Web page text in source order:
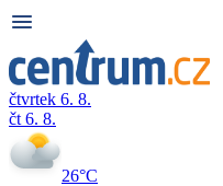
čtvrtek 6. 8.
čt 6. 8.
26°C